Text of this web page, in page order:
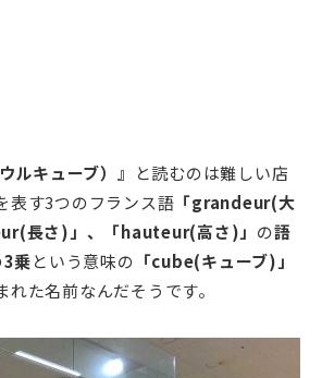
ルキューブ）』
と読むのは難しい店
表す3つのフランス語 「grandeur(大
長さ)」、「hauteur(高さ)」 の語
3乗という意味の 「cube(キューブ)」
た名前なんだそうです。